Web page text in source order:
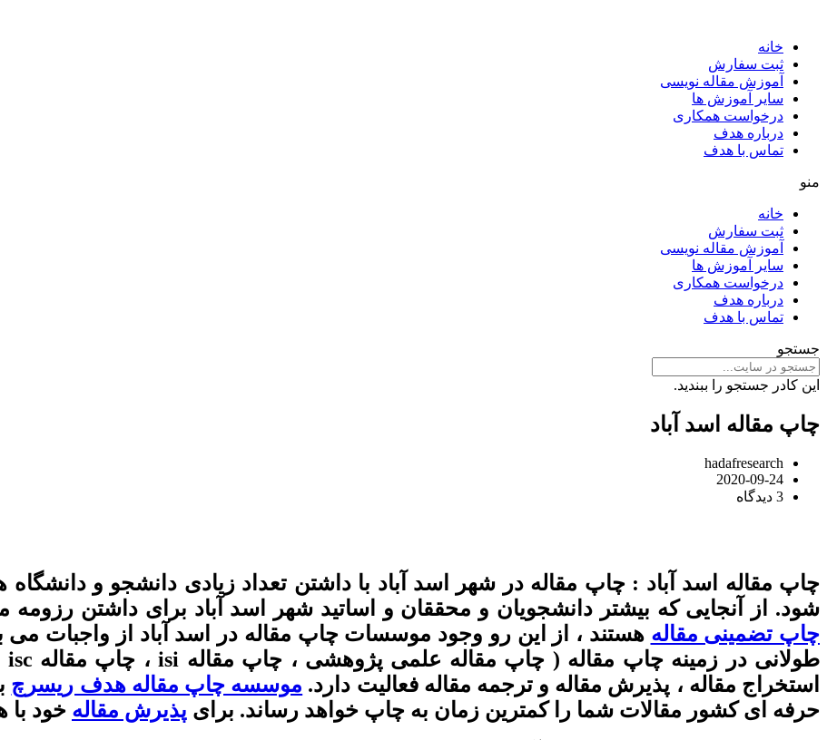
خانه
ثبت سفارش
آموزش مقاله نویسی
سایر آموزش ها
درخواست همکاری
درباره هدف
تماس با هدف
منو
خانه
ثبت سفارش
آموزش مقاله نویسی
سایر آموزش ها
درخواست همکاری
درباره هدف
تماس با هدف
جستجو
این کادر جستجو را ببندید.
چاپ مقاله اسد آباد
hadafresearch
2020-09-24
3 دیدگاه
چاپ مقاله اسد آباد : چاپ مقاله در شهر اسد آباد با داشتن تعداد زیادی دانشجو و
شود. از آنجایی که بیشتر دانشجویان و محققان و اساتید شهر اسد آباد برای داشتن رزومه
چاپ تضمینی مقاله هستند ، از این رو وجود موسسات چاپ مقاله در اسد آباد از واجبات
استخراج مقاله ، پذیرش مقاله و ترجمه مقاله فعالیت دارد. موسسه چاپ مقاله هدف ریسرچ
حرفه ای کشور مقالات شما را کمترین زمان به چاپ خواهد رساند. برای پذیرش مقاله خود با